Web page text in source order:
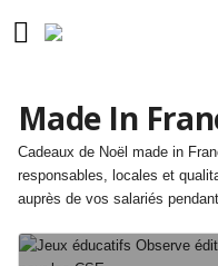
Made In
Cadeaux de Noël made in
responsables, locales et
auprès de vos salariés